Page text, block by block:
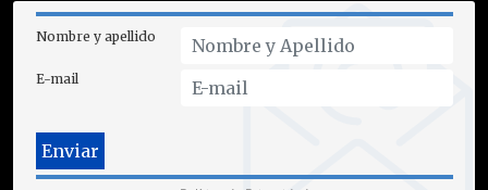
Nombre y apellido
E-mail